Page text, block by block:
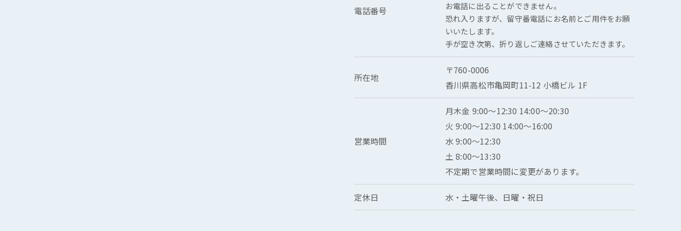
電話番号
お電話に出ることができません。
恐れ入りますが、留守番電話にお名前とご用件をお願
いいたします。
手が空き次第、折り返しご連絡させていただきます。
所在地
〒760-0006
香川県高松市亀岡町11-12 小橋ビル 1F
営業時間
月木金 9:00～12:30 14:00〜20:30
火 9:00〜12:30 14:00〜16:00
水 9:00〜12:30
土 8:00～13:30
不定期で営業時間に変更があります。
定休日 水・土曜午後、日曜・祝日
お問い合わせはこちら